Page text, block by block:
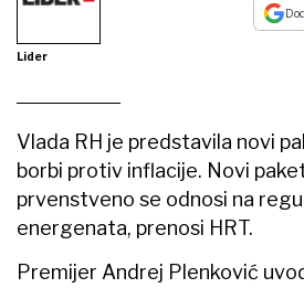
Lider
Vlada RH je predstavila novi
borbi protiv inflacije. Novi
prvenstveno se odnosi na
energenata, prenosi HRT.
Premijer Andrej Plenković